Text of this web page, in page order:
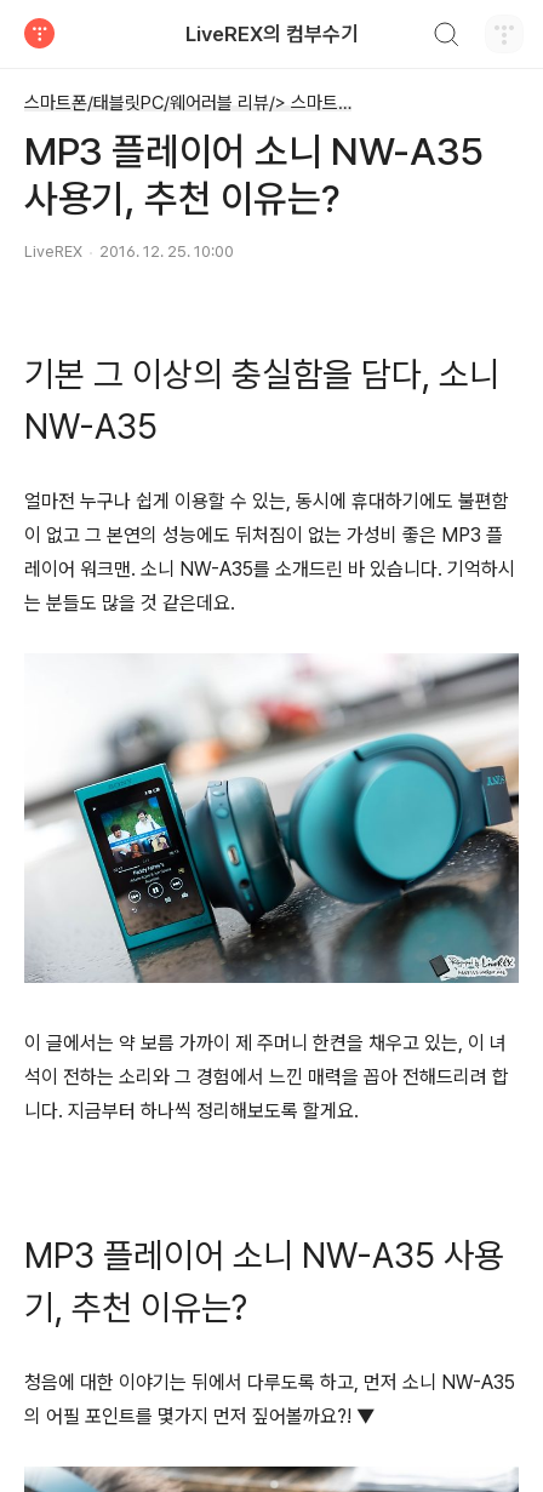
LiveREX의 컴부수기
스마트폰/태블릿PC/웨어러블 리뷰/> 스마트폰&태블릿PC 액세서리
MP3 플레이어 소니 NW-A35
사용기, 추천 이유는?
LiveREX 2016. 12. 25. 10:00
기본 그 이상의 충실함을 담다, 소니
NW-A35
얼마전 누구나 쉽게 이용할 수 있는, 동시에 휴대하기에도 불편함
이 없고 그 본연의 성능에도 뒤처짐이 없는 가성비 좋은 MP3 플
레이어 워크맨. 소니 NW-A35를 소개드린 바 있습니다. 기억하시
는 분들도 많을 것 같은데요.
이 글에서는 약 보름 가까이 제 주머니 한켠을 채우고 있는, 이 녀
석이 전하는 소리와 그 경험에서 느낀 매력을 꼽아 전해드리려 합
니다. 지금부터 하나씩 정리해보도록 할게요.
MP3 플레이어 소니 NW-A35 사용
기, 추천 이유는?
청음에 대한 이야기는 뒤에서 다루도록 하고, 먼저 소니 NW-A35
의 어필 포인트를 몇가지 먼저 짚어볼까요?! ▼